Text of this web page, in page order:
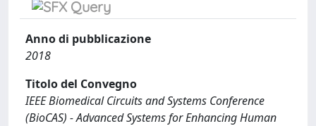
Anno di pubblicazione
2018
Titolo del Convegno
IEEE Biomedical Circuits and Systems Conference
(BioCAS) - Advanced Systems for Enhancing Human